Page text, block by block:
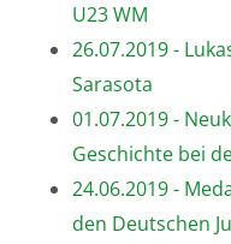
U23 WM
26.07.2019 -
Sarasota
01.07.2019 -
Geschichte bei
24.06.2019 -
den Deutschen